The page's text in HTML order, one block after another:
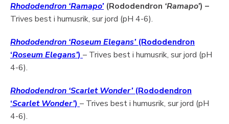
Rhododendron ‘Ramapo’(Rododendron ‘Ramapo’) –
Trives best i humusrik, sur jord (pH 4-6).
Rhododendron ‘Roseum Elegans’ (Rododendron
‘Roseum Elegans’) – Trives best i humusrik, sur jord (pH
4-6).
Rhododendron ‘Scarlet Wonder’ (Rododendron
‘Scarlet Wonder’) – Trives best i humusrik, sur jord (pH
4-6).